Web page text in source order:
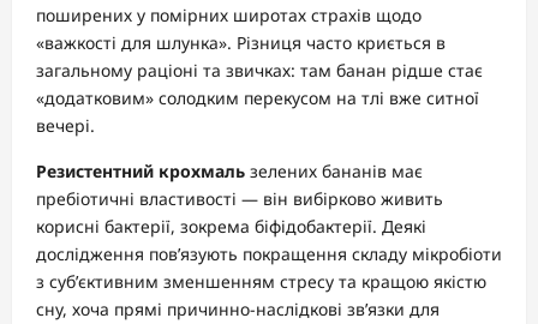
поширених у помірних широтах страхів щодо
«важкості для шлунка». Різниця часто криється в
загальному раціоні та звичках: там банан рідше стає
«додатковим» солодким перекусом на тлі вже ситної
вечері.
Резистентний крохмаль зелених бананів має
пребіотичні властивості — він вибірково живить
корисні бактерії, зокрема біфідобактерії. Деякі
дослідження пов’язують покращення складу мікробіоти
з суб’єктивним зменшенням стресу та кращою якістю
сну, хоча прямі причинно-наслідкові зв’язки для